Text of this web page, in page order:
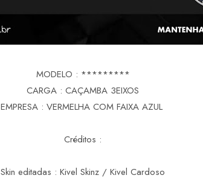
MODELO : *********
CARGA : CAÇAMBA 3EIXOS
EMPRESA : VERMELHA COM FAIXA AZUL
Créditos :
Skin editadas : Kivel Skinz / Kivel Cardoso